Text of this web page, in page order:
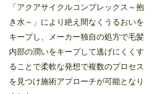
「アクアサイクルコンプレックス～抱
き水～」により絶え間なくうるおいを
キープし、メーカー独自の処方で毛髪
内部の潤いをキープして逃げにくくす
ることで柔軟な発想で複数のプロセス
を見つけ施術アプローチが可能となり